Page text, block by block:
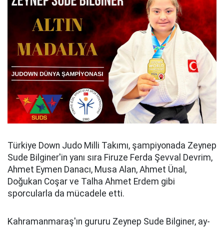
Türkiye Down Judo Milli Takımı, şampiyonada Zeynep
Sude Bilginer'in yanı sıra Firuze Ferda Şevval Devrim,
Ahmet Eymen Danacı, Musa Alan, Ahmet Ünal,
Doğukan Coşar ve Talha Ahmet Erdem gibi
sporcularla da mücadele etti.
Kahramanmaraş'ın gururu Zeynep Sude Bilginer, ay-